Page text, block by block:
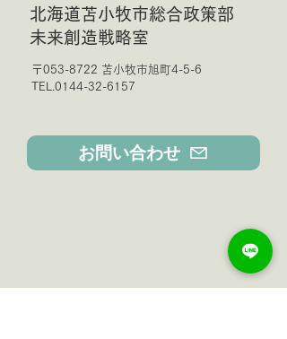
北海道苫小牧市総合政策部
未来創造戦略室
〒053-8722 苫小牧市旭町4-5-6
TEL.0144-32-6157
お問い合わせ